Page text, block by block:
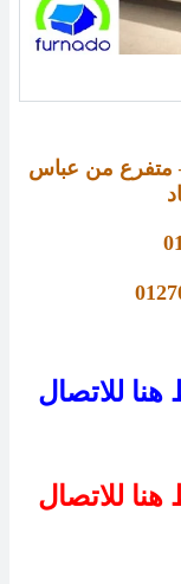
للاتصال
للاتصال